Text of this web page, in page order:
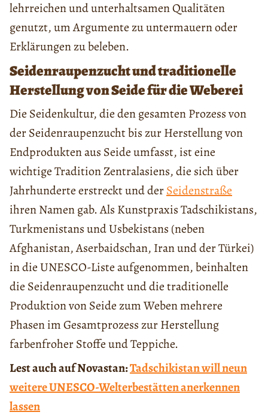
lehrreichen und unterhaltsamen Qualitäten
genutzt, um Argumente zu untermauern oder
Erklärungen zu beleben.
Seidenraupenzucht und traditionelle
Herstellung von Seide für die Weberei
Die Seidenkultur, die den gesamten Prozess von
der Seidenraupenzucht bis zur Herstellung von
Endprodukten aus Seide umfasst, ist eine
wichtige Tradition Zentralasiens, die sich über
Jahrhunderte erstreckt und derSeidenstraße
ihren Namen gab. Als Kunstpraxis Tadschikistans,
Turkmenistans und Usbekistans (neben
Afghanistan, Aserbaidschan, Iran und der Türkei)
in die UNESCO-Liste aufgenommen, beinhalten
die Seidenraupenzucht und die traditionelle
Produktion von Seide zum Weben mehrere
Phasen im Gesamtprozess zur Herstellung
farbenfroher Stoffe und Teppiche.
Lest auch auf Novastan:Tadschikistan will neun
weitere UNESCO-Welterbestätten anerkennen
lassen